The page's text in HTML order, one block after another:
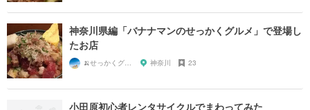
神奈川県編「バナナマンのせっかくグルメ」で登場し
たお店
🍌せっかくグルメまにあ🍌 神奈川 23
小田原初心者レンタサイクルでまわってみた